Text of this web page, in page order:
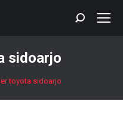
Search:
sidoarjo
toyota sidoarjo